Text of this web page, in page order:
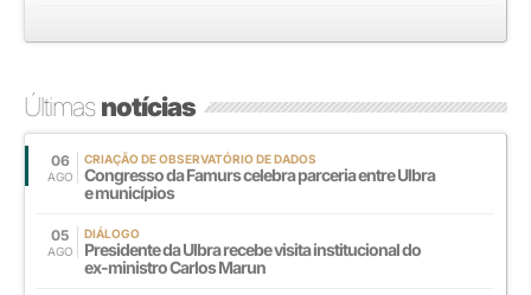
Últimasnotícias
06
AGO
CRIAÇÃO DE OBSERVATÓRIO DE DADOS
Congresso da Famurs celebra parceria entre Ulbra
e municípios
05
AGO
DIÁLOGO
Presidente da Ulbra recebe visita institucional do
ex-ministro Carlos Marun